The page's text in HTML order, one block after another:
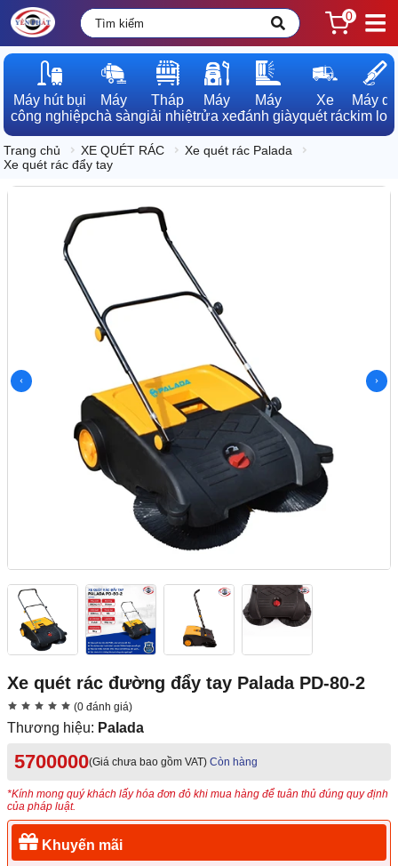
0
Máy hút bụi
công nghiệp
Máy
chà sàn
Tháp
giải nhiệt
Máy
rửa xe
Máy
đánh giày
Xe
quét rác
Máy dò
kim loại
Trang chủ XE QUÉT RÁC
Xe quét rác Palada
Xe quét rác đẩy tay
Xe quét rác đường đẩy tay Palada PD-80-2
(0 đánh giá)
Thương hiệu: Palada
5700000(Giá chưa bao gồm VAT) Còn hàng
*Kính mong quý khách lấy hóa đơn đỏ khi mua hàng để tuân thủ đúng quy định
của pháp luật.
Khuyến mãi